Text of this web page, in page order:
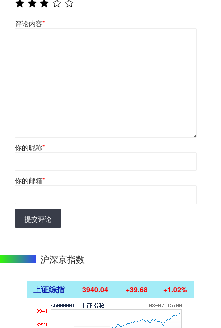
评论内容*
你的昵称*
你的邮箱*
提交评论
沪深京指数
上证综指 3940.04 +39.68 +1.02%